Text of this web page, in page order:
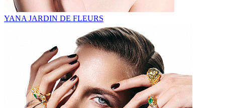
YANA JARDIN DE FLEURS